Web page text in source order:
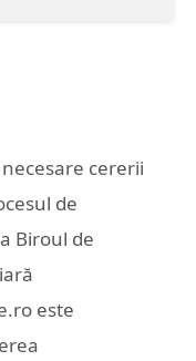
cererii
de
Biroul de
este